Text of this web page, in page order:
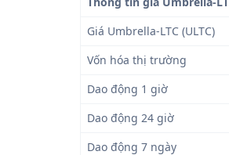
Giá Umbrella-LTC (ULTC)
Vốn hóa thị trường
Dao động 1 giờ
Dao động 24 giờ
Dao động 7 ngày